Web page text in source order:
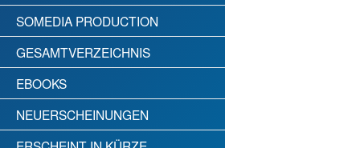
SOMEDIA PRODUCTION
GESAMTVERZEICHNIS
EBOOKS
NEUERSCHEINUNGEN